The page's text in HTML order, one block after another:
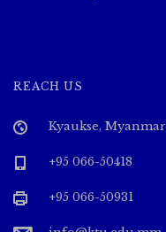
REACH US
Kyaukse, Myanmar
+95 066-50418
+95 066-50931